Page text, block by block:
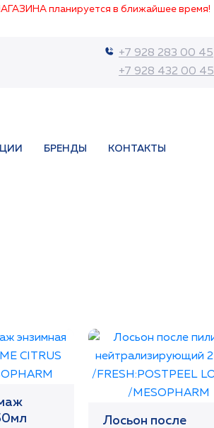
планируется в ближайшее время!
+7 928 283 00 45
+7 928 432 00 45
БРЕНДЫ КОНТАКТЫ
Лосьон после